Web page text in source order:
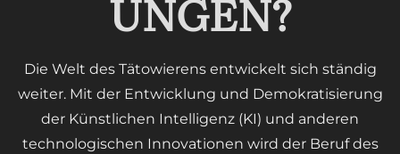
UNGEN?
Die Welt des Tätowierens entwickelt sich ständig
weiter. Mit der Entwicklung und Demokratisierung
der Künstlichen Intelligenz (KI) und anderen
technologischen Innovationen wird der Beruf des